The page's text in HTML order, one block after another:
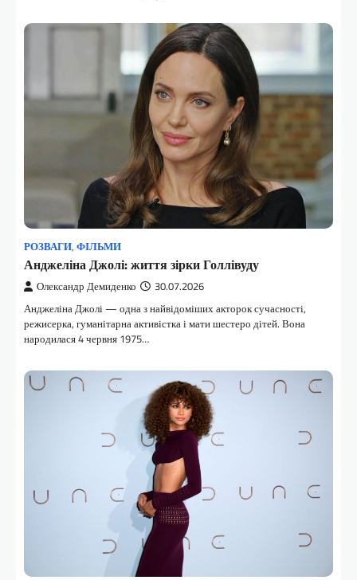
РОЗВАГИ, ФІЛЬМИ
Анджеліна Джолі: життя зірки Голлівуду
Олександр Демиденко 30.07.2026
Анджеліна Джолі — одна з найвідоміших акторок сучасності,
режисерка, гуманітарна активістка і мати шестеро дітей. Вона
народилася 4 червня 1975…